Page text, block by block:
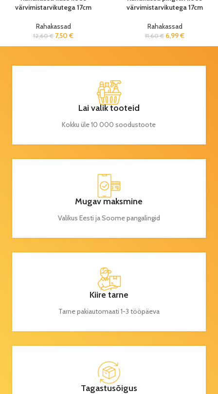
värvimistarvikutega 17cm
Rahakassad
12,60€ 7,50 €
värvimistarvikutega 17cm
Rahakassad
11,60€ 6,99€
Lai valik tooteid
Kokku üle 10 000 soodustoote
Mugav maksmine
Valikus Eesti ja Soome pangalingid
Kiire tarne
Tarne pakiautomaati 1-3 tööpäeva
Tagastusõigus